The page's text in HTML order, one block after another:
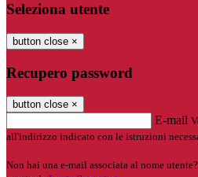
Seleziona utente
button close ×
Recupero password
button close ×
E-mail
all'indirizzo indicato con le istruzioni
Non hai una e-mail associata al nome